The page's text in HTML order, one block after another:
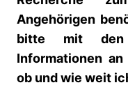
Angehörigen
bitte mit den
Informationen
ob und wie weit